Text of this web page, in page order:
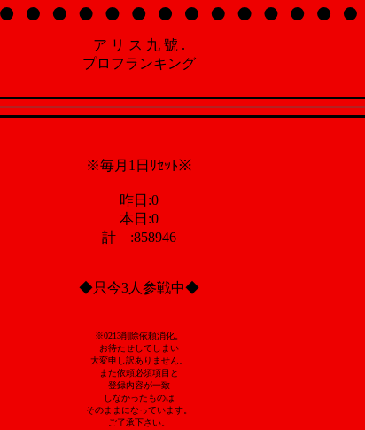
ア リ ス 九 號 .
プロフランキング
※毎月1日ﾘｾｯﾄ※
昨日:0
本日:0
計 :858946
◆只今3人参戦中◆
※0213削除依頼消化。
お待たせしてしまい
大変申し訳ありません。
また依頼必須項目と
登録内容が一致
しなかったものは
そのままになっています。
ご了承下さい。